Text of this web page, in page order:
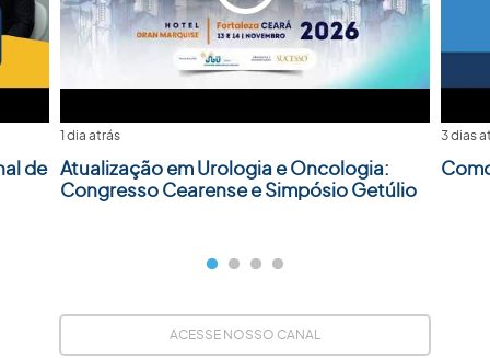
de
1 dia atrás
Atualização em Urologia e Oncologia:
Congresso Cearense e Simpósio Getúlio
3 dias
ACESSE NOSSO CANAL